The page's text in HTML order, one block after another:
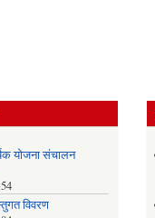
योजना संचालन
विवरण